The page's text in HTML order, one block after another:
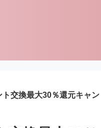
交換最大30％還元キャン